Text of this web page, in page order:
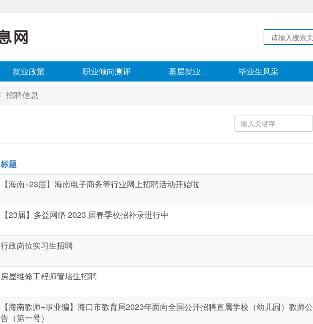
就业政策 职业倾向测评 基层就业 毕业生风采
招聘信息
输
入
关
标题
【海南+23届】海南电子商务等行业网上招聘活动开始啦
【23届】多益网络 2023 届春季校招补录进行中
行政岗位实习生招聘
房屋维修工程师管培生招聘
【海南教师+事业编】海口市教育局2023年面向全国公开招聘直属学校（幼儿园）教师公
告（第一号）